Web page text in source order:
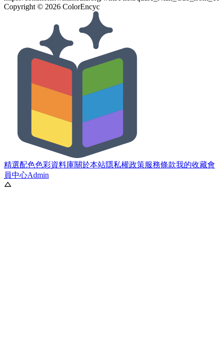
Copyright © 2026 ColorEncyc
精選配色色彩資料庫關於本站隱私權政策服務條款我的收藏會
員中心Admin